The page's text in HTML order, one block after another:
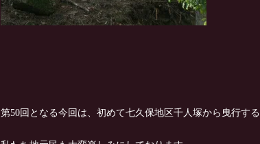
第50回となる今回は、初めて七久保地区千人塚から曳行す